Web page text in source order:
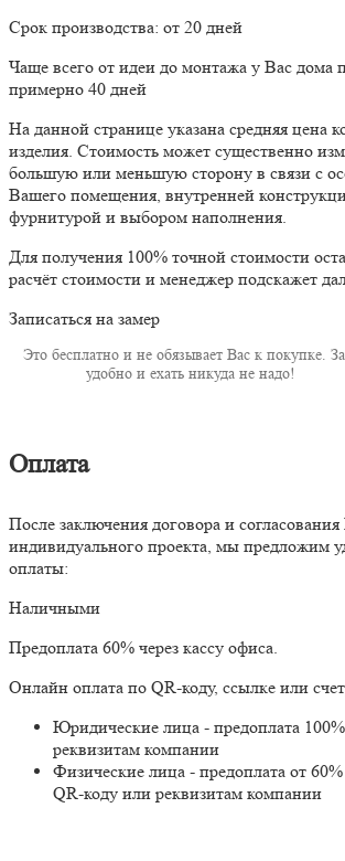
Срок производства: от 20 дней
Чаще всего от идеи до монтажа у Вас дома
примерно 40 дней
На данной странице указана средняя цена
изделия. Стоимость может существенно
большую или меньшую сторону в связи с
Вашего помещения, внутренней
фурнитурой и выбором наполнения.
Для получения 100% точной стоимости
расчёт стоимости и менеджер подскажет
Записаться на замер
Это бесплатно и не обязывает Вас к покупке.
удобно и ехать никуда не надо!
Оплата
После заключения договора и
индивидуального проекта, мы предложим
оплаты:
Наличными
Предоплата 60% через кассу офиса.
Онлайн оплата по QR-коду, ссылке или
Юридические лица - предоплата
реквизитам компании
Физические лица - предоплата от
QR-коду или реквизитам компании